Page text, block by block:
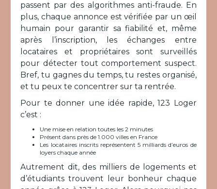
passent par des algorithmes anti-fraude. En
plus, chaque annonce est vérifiée par un œil
humain pour garantir sa fiabilité et, même
après l’inscription, les échanges entre
locataires et propriétaires sont surveillés
pour détecter tout comportement suspect.
Bref, tu gagnes du temps, tu restes organisé,
et tu peux te concentrer sur ta rentrée.
Pour te donner une idée rapide, 123 Loger
c’est :
Une mise en relation toutes les 2 minutes
Présent dans près de 1.000 villes en France
Les locataires inscrits représentent 5 milliards d’euros de
loyers chaque année
Autrement dit, des milliers de logements et
d’étudiants trouvent leur bonheur chaque